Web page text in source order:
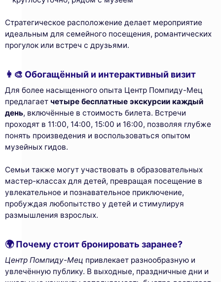
Стратегическое расположение делает мероприятие
идеальным для семейного посещения, романтических
прогулок или встреч с друзьями.
👩‍🎨 Обогащённый и интерактивный визит
Для более насыщенного опыта Центр Помпиду-Мец
предлагает четыре бесплатные экскурсии каждый
день, включённые в стоимость билета. Встречи
проходят в 11:00, 14:00, 15:00 и 16:00, позволяя глубже
понять произведения и воспользоваться опытом
музейных гидов.
Семьи также могут участвовать в образовательных
мастер-классах для детей, превращая посещение в
увлекательное и познавательное приключение,
пробуждая любопытство у детей и стимулируя
размышления взрослых.
🌍 Почему стоит бронировать заранее?
Центр Помпиду-Мец привлекает разнообразную и
увлечённую публику. В выходные, праздничные дни и